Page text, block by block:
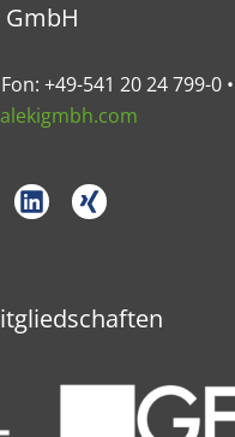
+49-541 20 24 799-0